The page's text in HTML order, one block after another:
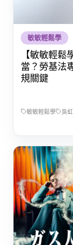
敏敏輕鬆學
【敏敏輕鬆
當？勞基法
規關鍵
敏敏輕鬆學 吳